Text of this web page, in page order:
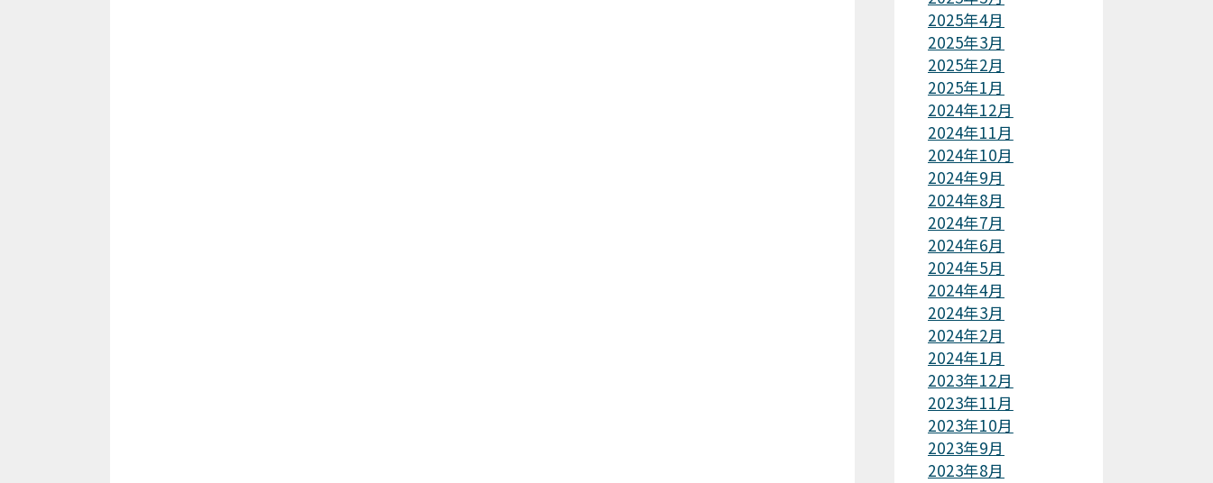
2025年4月
2025年3月
2025年2月
2025年1月
2024年12月
2024年11月
2024年10月
2024年9月
2024年8月
2024年7月
2024年6月
2024年5月
2024年4月
2024年3月
2024年2月
2024年1月
2023年12月
2023年11月
2023年10月
2023年9月
2023年8月